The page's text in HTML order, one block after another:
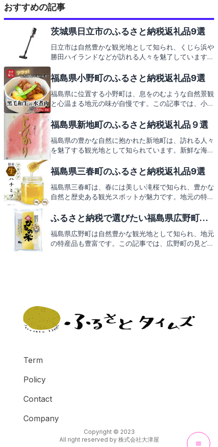
おすすめの記事
茨城県日立市のふるさと納税返礼品9選
日立市は自然豊かな観光地として知られ、くじら浜や
勝田ハイランドなどが訪れる人々を魅了しています。
す。これらの魅力が詰まった返礼品をご紹介すること
う。
福島県小野町のふるさと納税返礼品9選
福島県に位置する小野町は、息をのむような自然景観
と心温まる地元の味が自慢です。この記事では、小野
についても触れていきますので、どうぞご期待くださ
福島県新地町のふるさと納税返礼品９選
福島県の豊かな自然に抱かれた新地町は、訪れる人々
を魅了する観光地として知られています。新鮮な海の
きる町です。新地町役場が提供するふるさと納税の返
ます。次は、皆さんにも楽しみにしていただきたい返
礼品の数々をご紹介します。
福島県三春町のふるさと納税返礼品9選
福島県三春町は、春には美しい滝桜で知られ、豊かな
自然と歴史ある観光スポットが魅力です。地元の特産
しみに。
ふるさと納税で選びたい福島県広野町の
返礼品9選
福島県広野町は自然豊かな観光地として知られ、地元
の特産品も豊富です。この記事では、広野町の見どこ
Term
Policy
Contact
Company
Copyright © 2023
All right reserved by 株式会社大津屋